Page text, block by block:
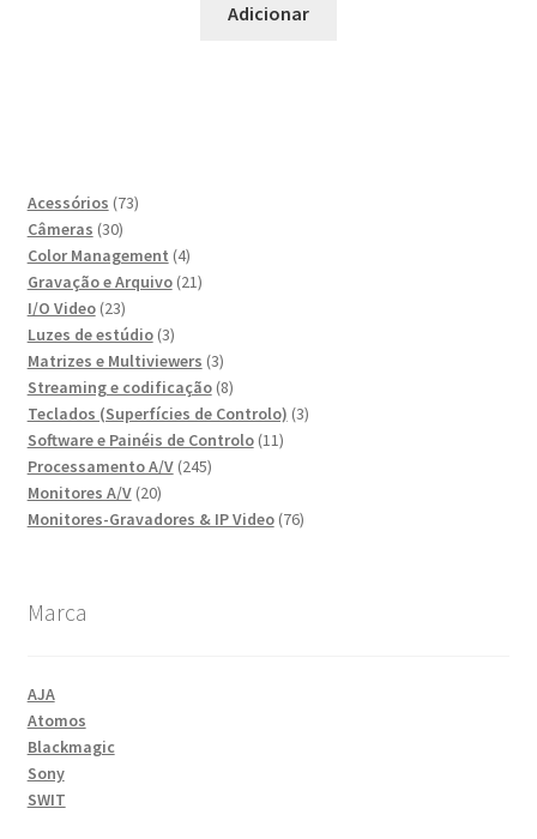
Adicionar
Acessórios 7373
Câmeras 3030
produtos
Color Management 44
produtos
Gravação e Arquivo 2121
I/O Video 2323
produtos
Luzes de estúdio 33
produtos
Matrizes e Multiviewers 33
produtos
Streaming e codificação 88
produtos
Teclados (Superfícies de Controlo) 33
Software e Painéis de Controlo 1111
Processamento A/V 245245
Monitores A/V 2020
produtos
Monitores-Gravadores & IP Video 7676
Marca
AJA
Atomos
Blackmagic
Sony
SWIT